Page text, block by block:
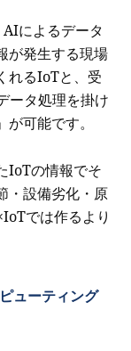
によるデータ
が発生する現場
れるIoTと、受
ータ処理を掛け
可能です。
IoTの情報でそ
・設備劣化・原
では作るより
ューティング